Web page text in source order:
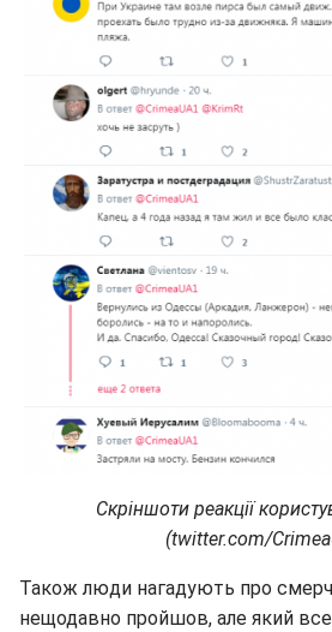
Скріншоти реакції
(twitter.com/
Також люди нагадують про смерч
нещодавно пройшов, але який